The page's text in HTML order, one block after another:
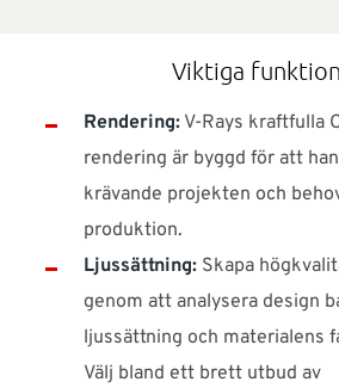
Viktiga
Rendering: V-Rays kraftfulla
rendering är byggd för att
krävande projekten och
produktion.
Ljussättning: Skapa
genom att analysera design
ljussättning och materialens
Välj bland ett brett utbud av